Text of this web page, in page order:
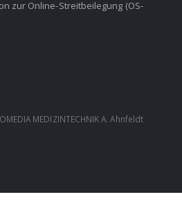
zur Online-Streitbeilegung (OS-
MEDIZINTECHNIK A. Ahnfeldt